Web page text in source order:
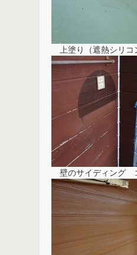
上塗り（遮熱シリコ
壁のサイディング